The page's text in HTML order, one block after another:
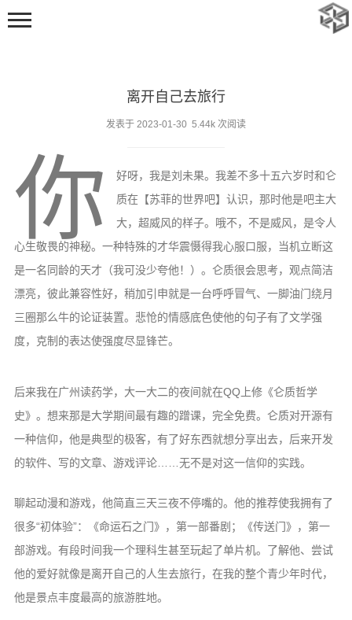
离开自己去旅行
发表于 2023-01-30 5.44k 次阅读
你
好呀，我是刘未果。我差不多十五六岁时和仑
质在【苏菲的世界吧】认识，那时他是吧主大
大，超威风的样子。哦不，不是威风，是令人
心生敬畏的神秘。一种特殊的才华震慑得我心服口服，当机立断这
是一名同龄的天才（我可没少夸他！）。仑质很会思考，观点简洁
漂亮，彼此兼容性好，稍加引申就是一台呼呼冒气、一脚油门绕月
三圈那么牛的论证装置。悲怆的情感底色使他的句子有了文学强
度，克制的表达使强度尽显锋芒。
后来我在广州读药学，大一大二的夜间就在QQ上修《仑质哲学
史》。想来那是大学期间最有趣的蹭课，完全免费。仑质对开源有
一种信仰，他是典型的极客，有了好东西就想分享出去，后来开发
的软件、写的文章、游戏评论……无不是对这一信仰的实践。
聊起动漫和游戏，他简直三天三夜不停嘴的。他的推荐使我拥有了
很多“初体验”：《命运石之门》，第一部番剧；《传送门》，第一
部游戏。有段时间我一个理科生甚至玩起了单片机。了解他、尝试
他的爱好就像是离开自己的人生去旅行，在我的整个青少年时代，
他是景点丰度最高的旅游胜地。
首页
动态
随笔
标签
足迹
追番
OlivOS
开发文档
青果DICE
骰子列表
心跳系统